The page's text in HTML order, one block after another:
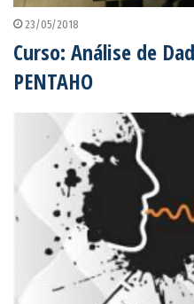
23/05/2018
Curso: Análise de
PENTAHO